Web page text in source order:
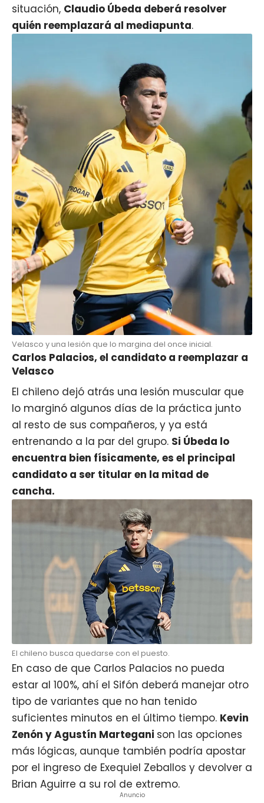
situación, Claudio Úbeda deberá resolver
quién reemplazará al mediapunta.
Velasco y una lesión que lo margina del once inicial.
Carlos Palacios, el candidato a reemplazar a
Velasco
El chileno dejó atrás una lesión muscular que
lo marginó algunos días de la práctica junto
al resto de sus compañeros, y ya está
entrenando a la par del grupo. Si Úbeda lo
encuentra bien físicamente, es el principal
candidato a ser titular en la mitad de
cancha.
El chileno busca quedarse con el puesto.
En caso de que Carlos Palacios no pueda
estar al 100%, ahí el Sifón deberá manejar otro
tipo de variantes que no han tenido
suficientes minutos en el último tiempo. Kevin
Zenón y Agustín Martegani son las opciones
más lógicas, aunque también podría apostar
por el ingreso de Exequiel Zeballos y devolver a
Brian Aguirre a su rol de extremo.
Anuncio